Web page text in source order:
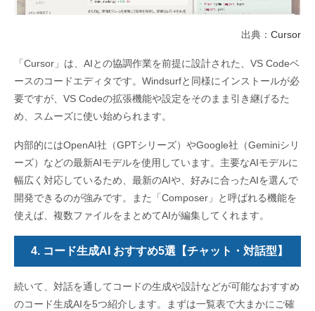
出典： Cursor
「Cursor」は、AIとの協調作業を前提に設計された、VS Codeベ
ースのコードエディタです。Windsurfと同様にインストールが必
要ですが、VS Codeの拡張機能や設定をそのまま引き継げるた
め、スムーズに使い始められます。
内部的にはOpenAI社（GPTシリーズ）やGoogle社（Geminiシリ
ーズ）などの最新AIモデルを使用しています。主要なAIモデルに
幅広く対応しているため、最新のAIや、好みに合ったAIを選んで
開発できるのが強みです。また「Composer」と呼ばれる機能を
使えば、複数ファイルをまとめてAIが編集してくれます。
4. コード生成AI おすすめ5選【チャット・対話型】
続いて、対話を通してコードの生成や設計などが可能なおすすめ
のコード生成AIを5つ紹介します。まずは一覧表で大まかにご確